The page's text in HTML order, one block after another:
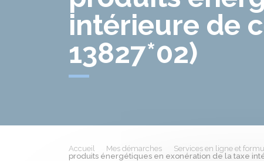
intérieure de
13827*02)
Accueil Mes démarches Services en ligne et
produits énergétiques en exonération de la taxe